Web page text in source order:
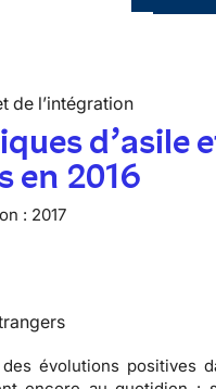
de l’intégration
d’asile
en 2016
: 2017
des évolutions positives